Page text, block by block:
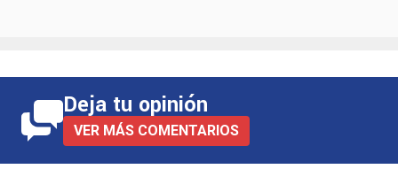
Deja tu opinión
VER MÁS COMENTARIOS